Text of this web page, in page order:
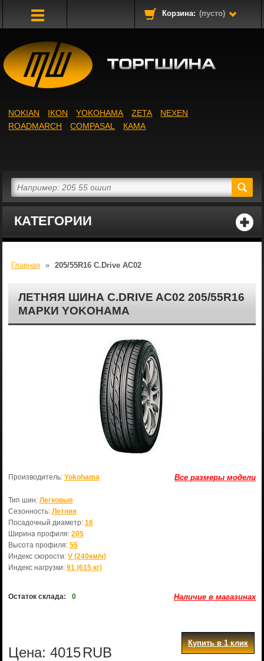
Корзина: (пусто)
КАТЕГОРИИ
NOKIAN IKON YOKOHAMA ZETA
NEXEN
ROADMARCH
COMPASAL КАМА
Главная » 205/55R16 C.Drive AC02
ЛЕТНЯЯ ШИНА C.DRIVE AC02 205/55R16
МАРКИ YOKOHAMA
Все размеры модели
Производитель: Yokohama
Тип шин: Легковые
Сезонность: Летняя
Посадочный диаметр: 16
Ширина профиля: 205
Высота профиля: 55
Индекс скорости: V (240км/ч)
Индекс нагрузки: 91 (615 кг)
Остаток склада: 0 Наличие в магазинах
Цена: 4015RUB
Купить в 1 клик